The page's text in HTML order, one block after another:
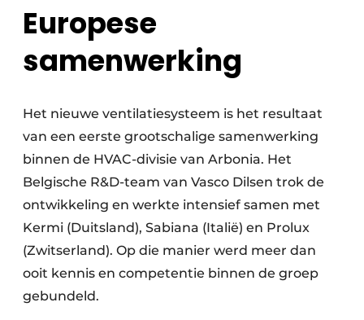
Europese
samenwerking
Het nieuwe ventilatiesysteem is het resultaat
van een eerste grootschalige samenwerking
binnen de HVAC-divisie van Arbonia. Het
Belgische R&D-team van Vasco Dilsen trok de
ontwikkeling en werkte intensief samen met
Kermi (Duitsland), Sabiana (Italië) en Prolux
(Zwitserland). Op die manier werd meer dan
ooit kennis en competentie binnen de groep
gebundeld.